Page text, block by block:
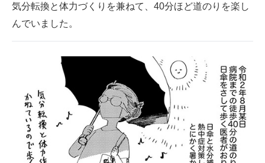
電子設計の基本と応用
エネルギーの専門メディア
建設×テクノロジーの最前線
ちょっと気になるネットの話題
気分転換と体力づくりを兼ねて、40分ほど道のりを楽し
んでいました。